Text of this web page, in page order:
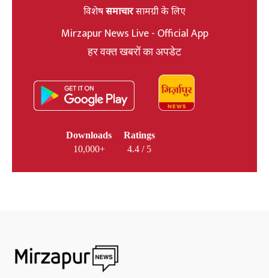
विशेषसमाचारसामग्री के लिए
Mirzapur News Live - Official App
हर वक्त खबरों का अपडेट
Downloads
10,000+
Ratings
4.4 / 5